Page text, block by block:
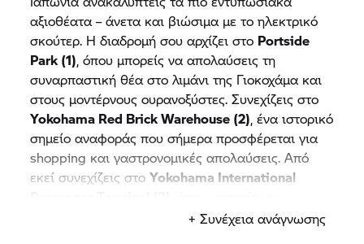
αξιοθέατα – άνετα και βιώσιμα με το ηλεκτρικό
σκούτερ. Η διαδρομή σου αρχίζει στο Portside
Park (1), όπου μπορείς να απολαύσεις τη
συναρπαστική θέα στο λιμάνι της Γιοκοχάμα και
στους μοντέρνους ουρανοξύστες. Συνεχίζεις στο
Yokohama Red Brick Warehouse (2), ένα ιστορικό
σημείο αναφοράς που σήμερα προσφέρεται για
shopping και γαστρονομικές απολαύσεις. Από
εκεί συνεχίζεις στοYokohama International
απολαύσεις την πανοραμική θέα προς τον κόλπο
+ Συνέχεια ανάγνωσης